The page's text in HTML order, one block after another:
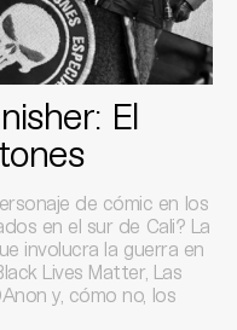
El
de cómic en los
en el sur de Cali? La
involucra la guerra en
Lives Matter, Las
y, cómo no, los